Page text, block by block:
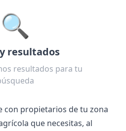
🔍
resultados
resultados para tu
con propietarios de tu zona
que necesitas, al